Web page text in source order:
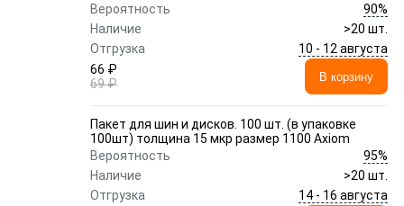
Вероятность
90%
Наличие
>20 шт.
Отгрузка
10 - 12 августа
66 ₽
69 ₽
В корзину
Пакет для шин и дисков. 100 шт. (в упаковке
100шт) толщина 15 мкр размер 1100 Axiom
Вероятность
95%
Наличие
>20 шт.
Отгрузка
14 - 16 августа